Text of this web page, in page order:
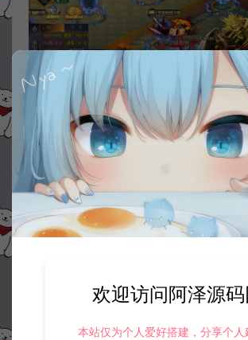
欢迎访问阿泽源码
本站仅为个人爱好搭建，分享个人